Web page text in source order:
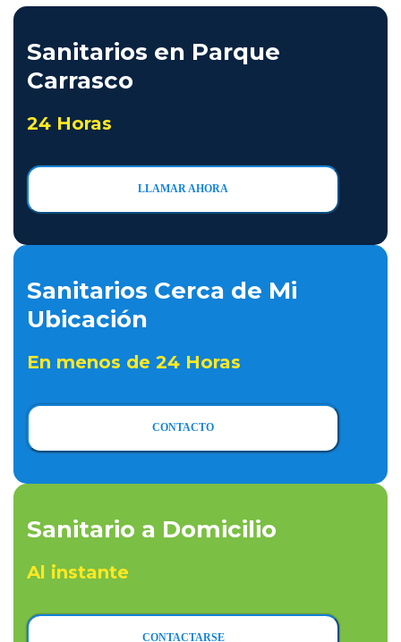
Sanitarios en Parque
Carrasco
24 Horas
LLAMAR AHORA
Sanitarios Cerca de Mi
Ubicación
En menos de 24 Horas
CONTACTO
Sanitario a Domicilio
Al instante
CONTACTARSE